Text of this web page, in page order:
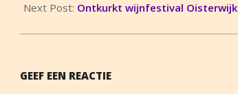
18
Next Post: Ontkurkt wijnfestival Oisterwijk
GEEF EEN REACTIE